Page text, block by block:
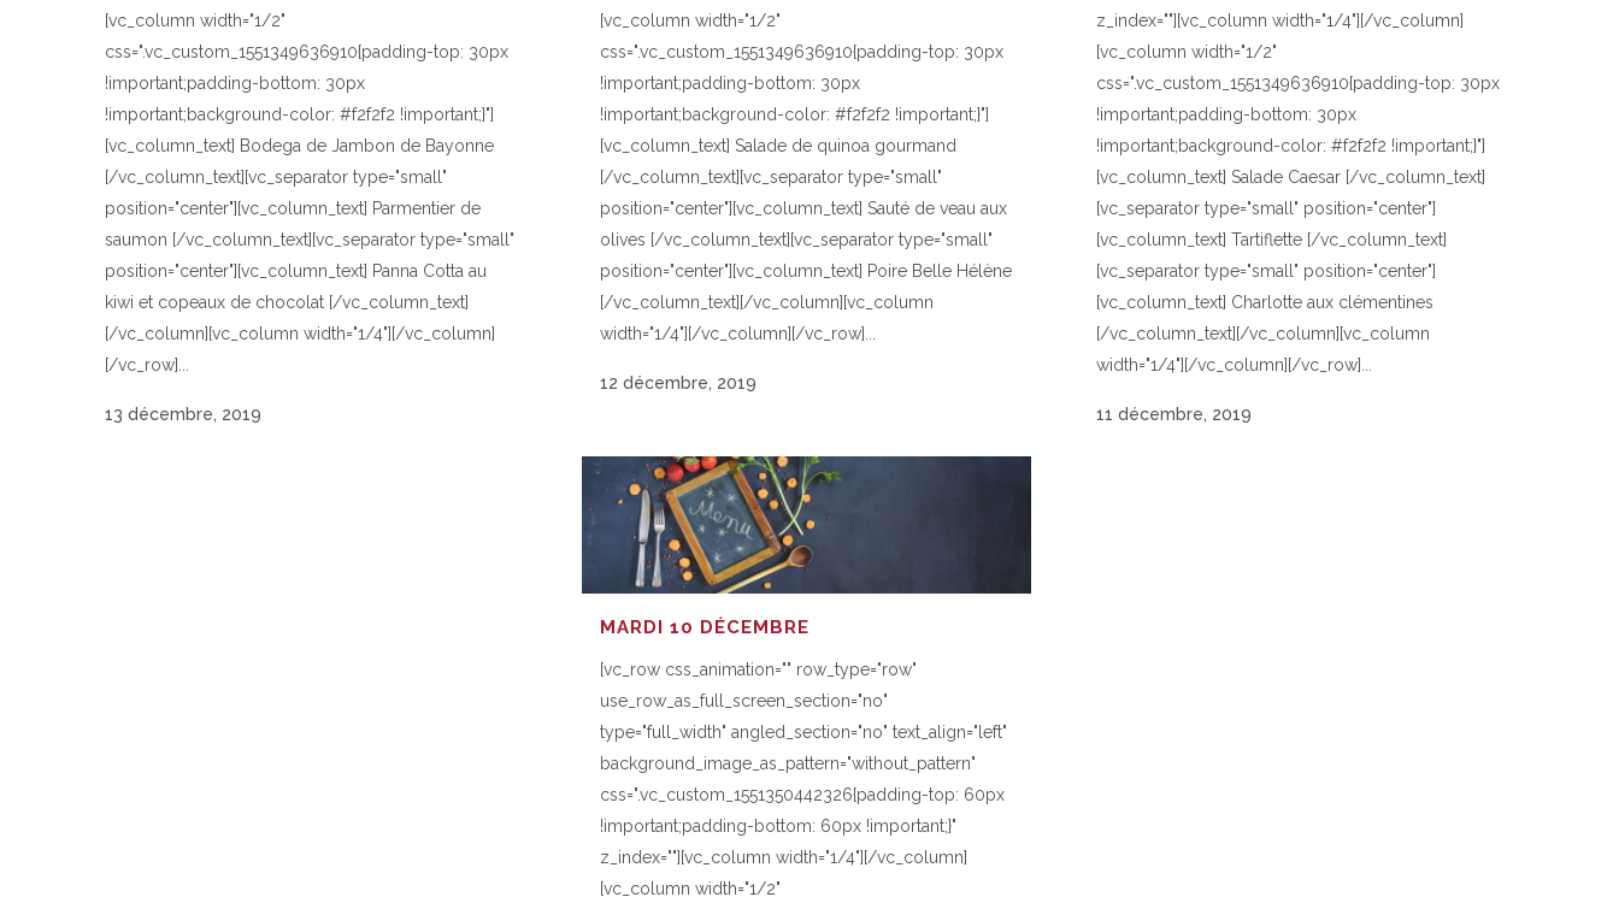
[vc_column width="1/2"
css=".vc_custom_1551349636910{padding-top: 30px
!important;padding-bottom: 30px
!important;background-color: #f2f2f2 !important;}"]
[vc_column_text] Bodega de Jambon de Bayonne
[/vc_column_text][vc_separator type="small"
position="center"][vc_column_text] Parmentier de
saumon [/vc_column_text][vc_separator type="small"
position="center"][vc_column_text] Panna Cotta au
kiwi et copeaux de chocolat [/vc_column_text]
[/vc_column][vc_column width="1/4"][/vc_column]
[/vc_row]...
13 décembre, 2019
[vc_column width="1/2"
css=".vc_custom_1551349636910{padding-top: 30px
!important;padding-bottom: 30px
!important;background-color: #f2f2f2 !important;}"]
[vc_column_text] Salade de quinoa gourmand
[/vc_column_text][vc_separator type="small"
position="center"][vc_column_text] Sauté de veau aux
olives [/vc_column_text][vc_separator type="small"
position="center"][vc_column_text] Poire Belle Hélène
[/vc_column_text][/vc_column][vc_column
width="1/4"][/vc_column][/vc_row]...
12 décembre, 2019
z_index=""][vc_column width="1/4"][/vc_column]
[vc_column width="1/2"
css=".vc_custom_1551349636910{padding-top: 30px
!important;padding-bottom: 30px
!important;background-color: #f2f2f2 !important;}"]
[vc_column_text] Salade Caesar [/vc_column_text]
[vc_separator type="small" position="center"]
[vc_column_text] Tartiflette [/vc_column_text]
[vc_separator type="small" position="center"]
[vc_column_text] Charlotte aux clémentines
[/vc_column_text][/vc_column][vc_column
width="1/4"][/vc_column][/vc_row]...
11 décembre, 2019
MARDI 10 DÉCEMBRE
[vc_row css_animation="" row_type="row"
use_row_as_full_screen_section="no"
type="full_width" angled_section="no" text_align="left"
background_image_as_pattern="without_pattern"
css=".vc_custom_1551350442326{padding-top: 60px
!important;padding-bottom: 60px !important;}"
z_index=""][vc_column width="1/4"][/vc_column]
[vc_column width="1/2"